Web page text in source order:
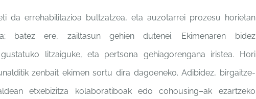
da errehabilitazioa bultzatzea, eta auzotarrei prozesu horietan
batezere, zailtasun gehien dutenei. Ekimenaren bidez
gustatuko litzaiguke, eta pertsona gehiagorengana iristea. Hori
zenbait ekimen sortu dira dagoeneko. Adibidez, birgaitze-
etxebizitza kolaboratiboak edocohousing–ak ezartzeko